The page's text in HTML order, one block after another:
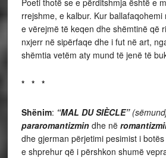
Poeti thotë se e përditshmja është e
rrejshme, e kalbur. Kur
e vërejmë të keqen dhe shëmtinë që
nxjerr në sipërfaqe dhe i fut në art,
shëmtia vetëm aty mund të jenë të
* * *
Shënim: “MAL DU SIÈCLE”
pararomantizmin dhe në
dhe gjerman përjetimi pesimist i
e shprehur që i përshkon shumë